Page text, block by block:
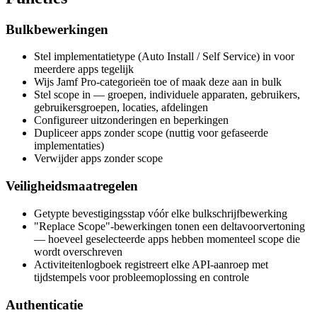
Bulkbewerkingen
Stel implementatietype (Auto Install / Self Service) in voor
meerdere apps tegelijk
Wijs Jamf Pro-categorieën toe of maak deze aan in bulk
Stel scope in — groepen, individuele apparaten, gebruikers,
gebruikersgroepen, locaties, afdelingen
Configureer uitzonderingen en beperkingen
Dupliceer apps zonder scope (nuttig voor gefaseerde
implementaties)
Verwijder apps zonder scope
Veiligheidsmaatregelen
Getypte bevestigingsstap vóór elke bulkschrijfbewerking
"Replace Scope"-bewerkingen tonen een deltavoorvertoning
— hoeveel geselecteerde apps hebben momenteel scope die
wordt overschreven
Activiteitenlogboek registreert elke API-aanroep met
tijdstempels voor probleemoplossing en controle
Authenticatie